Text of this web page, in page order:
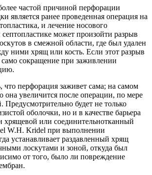
частой причиной перфорации
является ранее проведенная операция на
и лечение носового
может произойти разрыв
в смежной области, где был удален
ними хрящ или кость. Если этот разрыв
сокращение при заживлении
что перфорация заживет сама; на самом
она увеличится после операции, по мере
Предусмотрительно будет не только
оболочки, но и в качестве барьера
хрящевой или соединительнотканный
W.H. Kridel при выполнении
устанавливает раздавленный хрящ
лоскутами и зоной, откуда был
от того, было ли повреждение